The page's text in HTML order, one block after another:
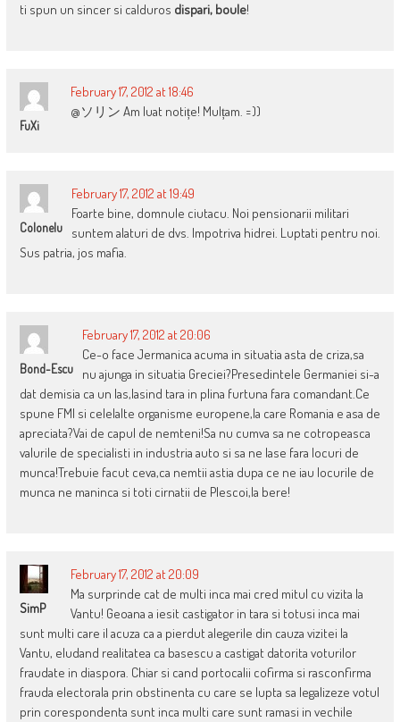
ti spun un sincer si calduros dispari, boule!
FuXi
February 17, 2012 at 18:46
@ソリン Am luat notițe! Mulțam. =))
Colonelu
February 17, 2012 at 19:49
Foarte bine, domnule ciutacu. Noi pensionarii militari
suntem alaturi de dvs. Impotriva hidrei. Luptati pentru noi.
Sus patria, jos mafia.
Bond-Escu
February 17, 2012 at 20:06
Ce-o face Jermanica acuma in situatia asta de criza,sa
nu ajunga in situatia Greciei?Presedintele Germaniei si-a
dat demisia ca un las,lasind tara in plina furtuna fara comandant.Ce
spune FMI si celelalte organisme europene,la care Romania e asa de
apreciata?Vai de capul de nemteni!Sa nu cumva sa ne cotropeasca
valurile de specialisti in industria auto si sa ne lase fara locuri de
munca!Trebuie facut ceva,ca nemtii astia dupa ce ne iau locurile de
munca ne maninca si toti cirnatii de Plescoi,la bere!
SimP
February 17, 2012 at 20:09
Ma surprinde cat de multi inca mai cred mitul cu vizita la
Vantu! Geoana a iesit castigator in tara si totusi inca mai
sunt multi care il acuza ca a pierdut alegerile din cauza vizitei la
Vantu, eludand realitatea ca basescu a castigat datorita voturilor
fraudate in diaspora. Chiar si cand portocalii cofirma si rasconfirma
frauda electorala prin obstinenta cu care se lupta sa legalizeze votul
prin corespondenta sunt inca multi care sunt ramasi in vechile